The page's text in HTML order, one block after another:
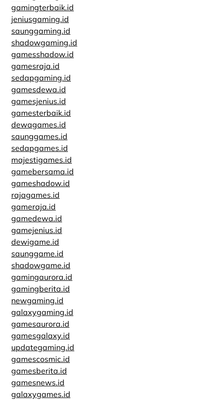
gamingterbaik.id
jeniusgaming.id
saunggaming.id
shadowgaming.id
gamesshadow.id
gamesraja.id
sedapgaming.id
gamesdewa.id
gamesjenius.id
gamesterbaik.id
dewagames.id
saunggames.id
sedapgames.id
majestigames.id
gamebersama.id
gameshadow.id
rajagames.id
gameraja.id
gamedewa.id
gamejenius.id
dewigame.id
saunggame.id
shadowgame.id
gamingaurora.id
gamingberita.id
newgaming.id
galaxygaming.id
gamesaurora.id
gamesgalaxy.id
updategaming.id
gamescosmic.id
gamesberita.id
gamesnews.id
galaxygames.id